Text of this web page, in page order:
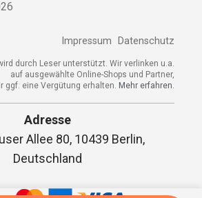
Impressum Datenschutz
wird durch Leser unterstützt. Wir verlinken
auf ausgewählte Online-Shops und Partner,
eine Vergütung erhalten. Mehr erfahren.